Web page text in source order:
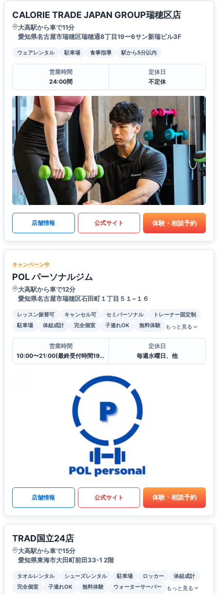
CALORIE TRADE JAPAN GROUP瑞穂区店
大高駅から車で11分
愛知県名古屋市瑞穂区瑞穂通8丁目19ー6サン新瑞ビル3F
ウェアレンタル 駐車場 食事指導 駅から5分以内
営業時間
24:00間
定休日
不定休
店舗情報 公式サイト 体験・相談予約
キャンペーン中
POL パーソナルジム
大高駅から車で12分
愛知県名古屋市瑞穂区石田町１丁目５１−１６
レッスン振替可 キャンセル可 セミパーソナル
トレーナー固定制
駐車場
体組成計 完全個室 子連れOK 無料体験 もっと見る
営業時間
10:00〜21:00(最終受付時間19:30)
定休日
毎週水曜日、他
店舗情報 公式サイト 体験・相談予約
TRAD国立24店
大高駅から車で15分
愛知県東海市大田町前田33-1 2階
タオルレンタル シューズレンタル 駐車場 ロッカー
体組成計
完全個室
子連れOK 無料体験 ウォーターサーバー もっと見る